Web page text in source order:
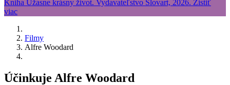
Filmy
Alfre Woodard
Účinkuje Alfre Woodard